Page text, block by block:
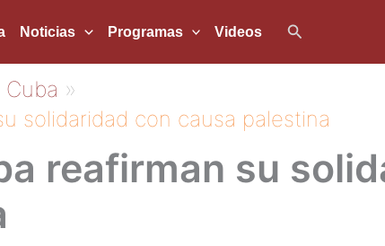
Noticias Programas Videos Buscar
Cuba
solidaridad con causa palestina
reafirman su